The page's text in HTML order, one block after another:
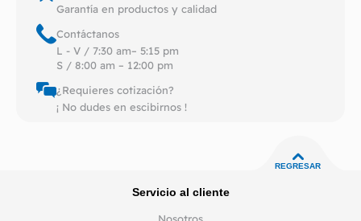
Garantía en productos y calidad
Contáctanos
L - V / 7:30 am– 5:15 pm
S / 8:00 am – 12:00 pm
¿Requieres cotización?
¡ No dudes en escibirnos !
REGRESAR
Servicio al cliente